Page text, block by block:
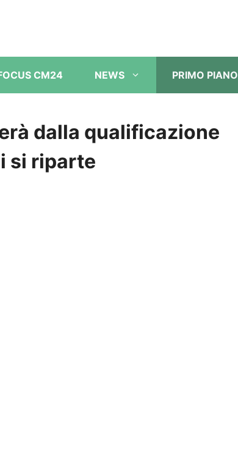
CM24 NEWS PRIMO PIANO
dalla qualificazione
si riparte